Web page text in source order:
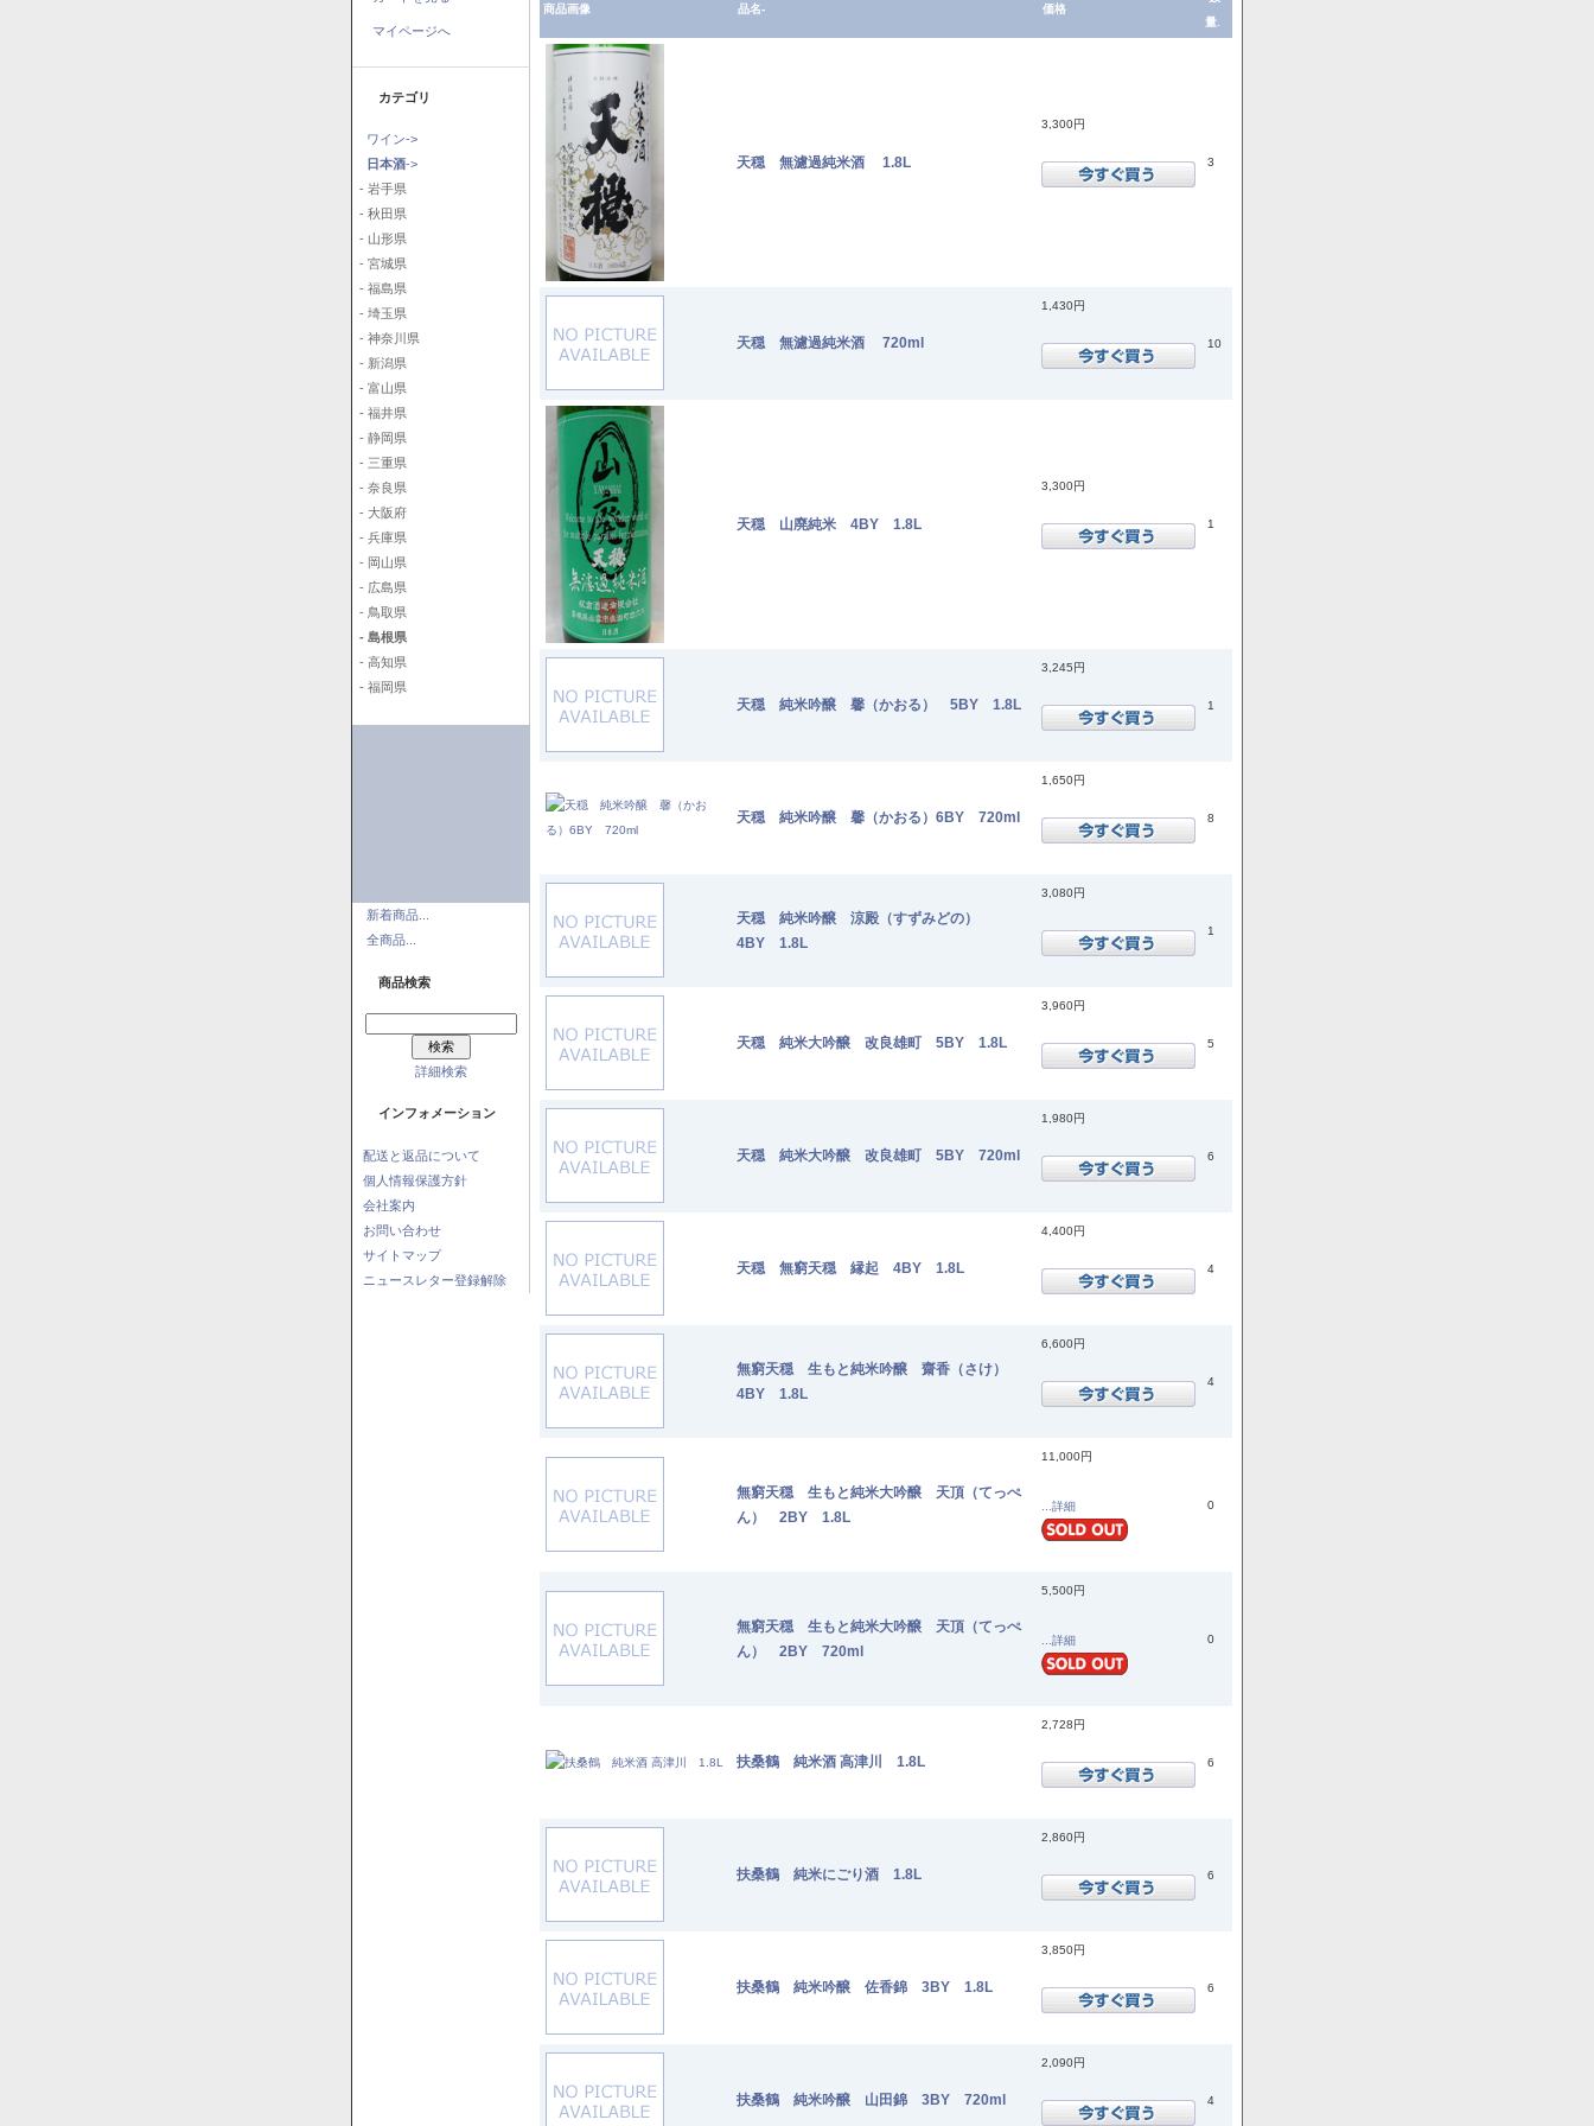
マイページへ
カテゴリ
ワイン->
日本酒->
- 岩手県
- 秋田県
- 山形県
- 宮城県
- 福島県
- 埼玉県
- 神奈川県
- 新潟県
- 富山県
- 福井県
- 静岡県
- 三重県
- 奈良県
- 大阪府
- 兵庫県
- 岡山県
- 広島県
- 鳥取県
- 島根県
- 高知県
- 福岡県
新着商品...
全商品...
商品検索
詳細検索
インフォメーション
配送と返品について
個人情報保護方針
会社案内
お問い合わせ
サイトマップ
ニュースレター登録解除
商品画像 品名- 価格
量.
天穏 無濾過純米酒 1.8L
3,300円
3
天穏 無濾過純米酒 720ml
1,430円
10
天穏 山廃純米 4BY 1.8L
3,300円
1
天穏 純米吟醸 馨（かおる） 5BY 1.8L
3,245円
1
天穏 純米吟醸 馨（かおる）6BY 720ml
1,650円
8
天穏 純米吟醸 涼殿（すずみどの）
4BY 1.8L
3,080円
1
天穏 純米大吟醸 改良雄町 5BY 1.8L
3,960円
5
天穏 純米大吟醸 改良雄町 5BY 720ml
1,980円
6
天穏 無窮天穏 縁起 4BY 1.8L
4,400円
4
無窮天穏 生もと純米吟醸 齋香（さけ）
4BY 1.8L
6,600円
4
無窮天穏 生もと純米大吟醸 天頂（てっぺ
ん） 2BY 1.8L
11,000円
...詳細 0
無窮天穏 生もと純米大吟醸 天頂（てっぺ
ん） 2BY 720ml
5,500円
...詳細 0
扶桑鶴 純米酒 高津川 1.8L
2,728円
6
扶桑鶴 純米にごり酒 1.8L
2,860円
6
扶桑鶴 純米吟醸 佐香錦 3BY 1.8L
3,850円
6
扶桑鶴 純米吟醸 山田錦 3BY 720ml
2,090円
4